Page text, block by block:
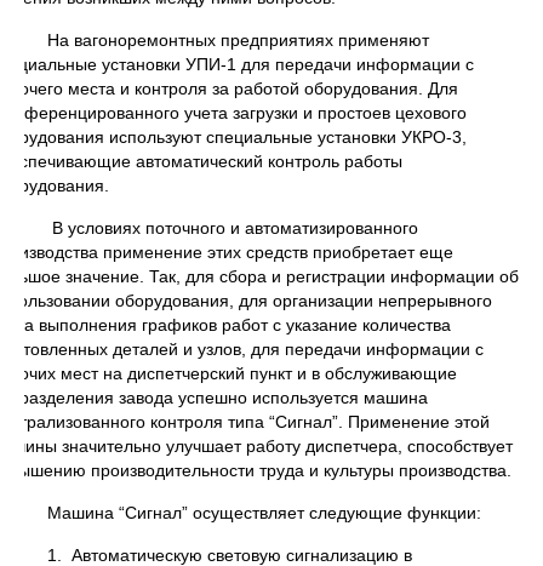
На вагоноремонтных предприятиях применяют
установки УПИ-1 для передачи информации с
места и контроля за работой оборудования. Для
учета загрузки и простоев цехового
используют специальные установки УКРО-3,
автоматический контроль работы
В условиях поточного и автоматизированного
применение этих средств приобретает еще
значение. Так, для сбора и регистрации информации об
оборудования, для организации непрерывного
выполнения графиков работ с указание количества
деталей и узлов, для передачи информации с
мест на диспетчерский пункт и в обслуживающие
завода успешно используется машина
контроля типа “Сигнал”. Применение этой
значительно улучшает работу диспетчера, способствует
производительности труда и культуры производства.
Машина “Сигнал” осуществляет следующие функции:
1. Автоматическую световую сигнализацию в